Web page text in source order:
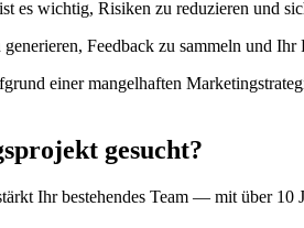
es wichtig, Risiken zu reduzieren und
Feedback zu sammeln und
einer mangelhaften
gesucht?
Ihr bestehendes Team — mit über